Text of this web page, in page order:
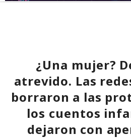
¿Una mujer?
atrevido. Las
borraron a las
los cuentos
dejaron con